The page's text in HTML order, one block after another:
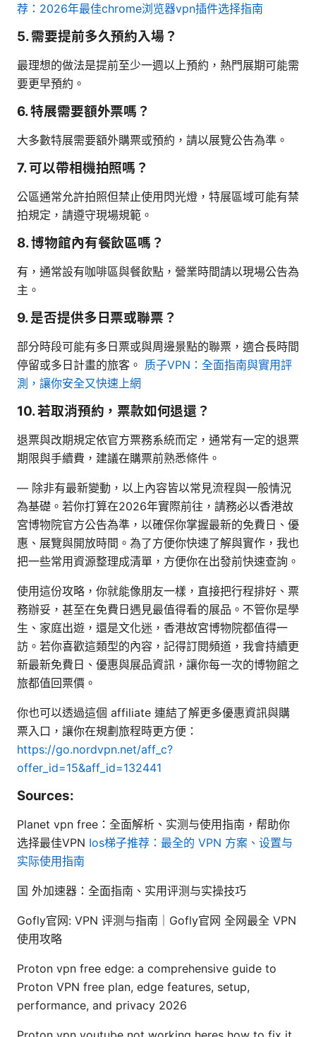
荐：2026年最佳chrome浏览器vpn插件选择指南
5. 需要提前多久預約入場？
最理想的做法是提前至少一週以上預約，熱門展期可能需
要更早預約。
6. 特展需要額外票嗎？
大多數特展需要額外購票或預約，請以展覽公告為準。
7. 可以帶相機拍照嗎？
公區通常允許拍照但禁止使用閃光燈，特展區域可能有禁
拍規定，請遵守現場規範。
8. 博物館內有餐飲區嗎？
有，通常設有咖啡區與餐飲點，營業時間請以現場公告為
主。
9. 是否提供多日票或聯票？
部分時段可能有多日票或與周邊景點的聯票，適合長時間
停留或多日計畫的旅客。 质子VPN：全面指南與實用評
測，讓你安全又快速上網
10. 若取消預約，票款如何退還？
退票與改期規定依官方票務系統而定，通常有一定的退票
期限與手續費，建議在購票前熟悉條件。
— 除非有最新變動，以上內容皆以常見流程與一般情況
為基礎。若你打算在2026年實際前往，請務必以香港故
宮博物院官方公告為準，以確保你掌握最新的免費日、優
惠、展覽與開放時間。為了方便你快速了解與實作，我也
把一些常用資源整理成清單，方便你在出發前快速查詢。
使用這份攻略，你就能像朋友一樣，直接把行程排好、票
務辦妥，甚至在免費日遇見最值得看的展品。不管你是學
生、家庭出遊，還是文化迷，香港故宮博物院都值得一
訪。若你喜歡這類型的內容，記得訂閱頻道，我會持續更
新最新免費日、優惠與展品資訊，讓你每一次的博物館之
旅都值回票價。
你也可以透過這個 affiliate 連結了解更多優惠資訊與購
票入口，讓你在規劃旅程時更方便：
https://go.nordvpn.net/aff_c?
offer_id=15&aff_id=132441
Sources:
Planet vpn free：全面解析、实测与使用指南，帮助你
选择最佳VPN Ios梯子推荐：最全的 VPN 方案、设置与
实际使用指南
国 外加速器：全面指南、实用评测与实操技巧
Gofly官网: VPN 评测与指南｜Gofly官网 全网最全 VPN
使用攻略
Proton vpn free edge: a comprehensive guide to
Proton VPN free plan, edge features, setup,
performance, and privacy 2026